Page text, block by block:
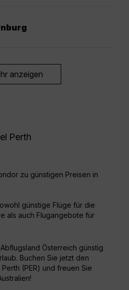
anzeigen
Perth
zu günstigen Preisen in
günstige Flüge für die
als auch Flugangebote für
Österreich günstig
Buchen Sie jetzt den
(PER) und freuen Sie